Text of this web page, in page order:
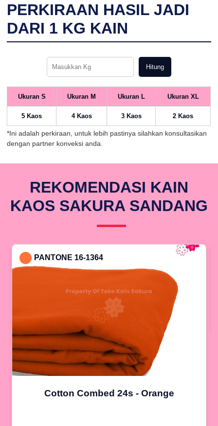
PERKIRAAN HASIL JADI
DARI 1 KG KAIN
Hitung
Ukuran S Ukuran M Ukuran L Ukuran XL
5 Kaos 4 Kaos 3 Kaos 2 Kaos
*Ini adalah perkiraan, untuk lebih pastinya silahkan konsultasikan
dengan partner konveksi anda.
REKOMENDASI KAIN
KAOS SAKURA SANDANG
PANTONE 16-1364
Cotton Combed 24s - Orange